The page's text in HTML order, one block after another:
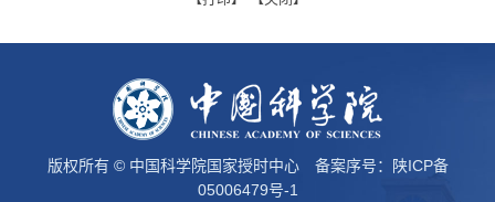
版权所有 © 中国科学院国家授时中心 备案序号：
陕ICP备
05006479号-1